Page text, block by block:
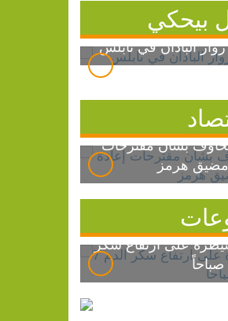
بيحكي
الباذان في نابلس
بشأن مقترحات
مضيق هرمز
على ارتفاع سكر
صباحاً